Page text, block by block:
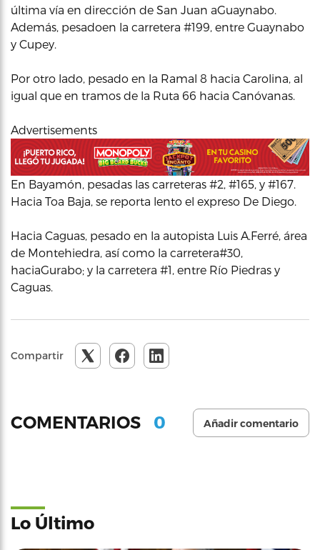
última vía en dirección de San Juan aGuaynabo.
Además, pesadoen la carretera #199, entre Guaynabo
y Cupey.
Por otro lado, pesado en la Ramal 8 hacia Carolina, al
igual que en tramos de la Ruta 66 hacia Canóvanas.
Advertisements
En Bayamón, pesadas las carreteras #2, #165, y #167.
Hacia Toa Baja, se reporta lento el expreso De Diego.
Hacia Caguas, pesado en la autopista Luis A.Ferré, área
de Montehiedra, así como la carretera#30,
haciaGurabo; y la carretera #1, entre Río Piedras y
Caguas.
Compartir
COMENTARIOS 0 Añadir comentario
Lo Último